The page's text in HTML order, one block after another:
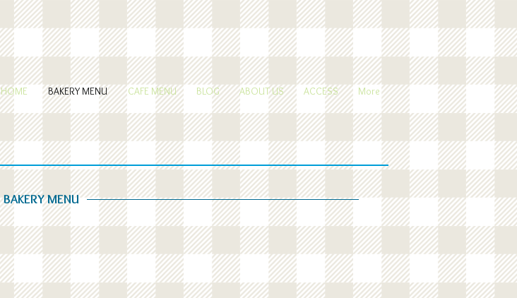
HOME BAKERY MENU CAFE MENU BLOG ABOUT US ACCESS More
BAKERY MENU
カスクルート
（ハム＆チーズ）
クロワッサン
ハムチーズクロワッサ
サンド
オム焼きそば